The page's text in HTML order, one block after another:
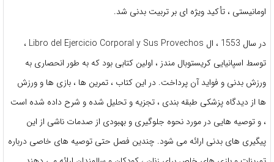
اومانیستی ، تأکید ویژه ای بر تربیت بدنی شد.
در سال 1553 ، ال Libro del Ejercicio Corporal y Sus Provechos ،
توسط اسپانیایی کریستوبال مندز ، اولین کتابی بود که به طور انحصاری به
ورزش بدنی و فواید آن پرداخت. در این کتاب ، تمرین ها ، بازی ها و ورزش
ها از دیدگاه پزشکی طبقه بندی ، تجزیه و تحلیل شده و شرح داده شده است
، و توصیه هایی در مورد نحوه جلوگیری و بهبودی از صدمات ناشی از این
پیگیری های بدنی ارائه می شود. چندین فصل حتی توصیه های خاصی درباره